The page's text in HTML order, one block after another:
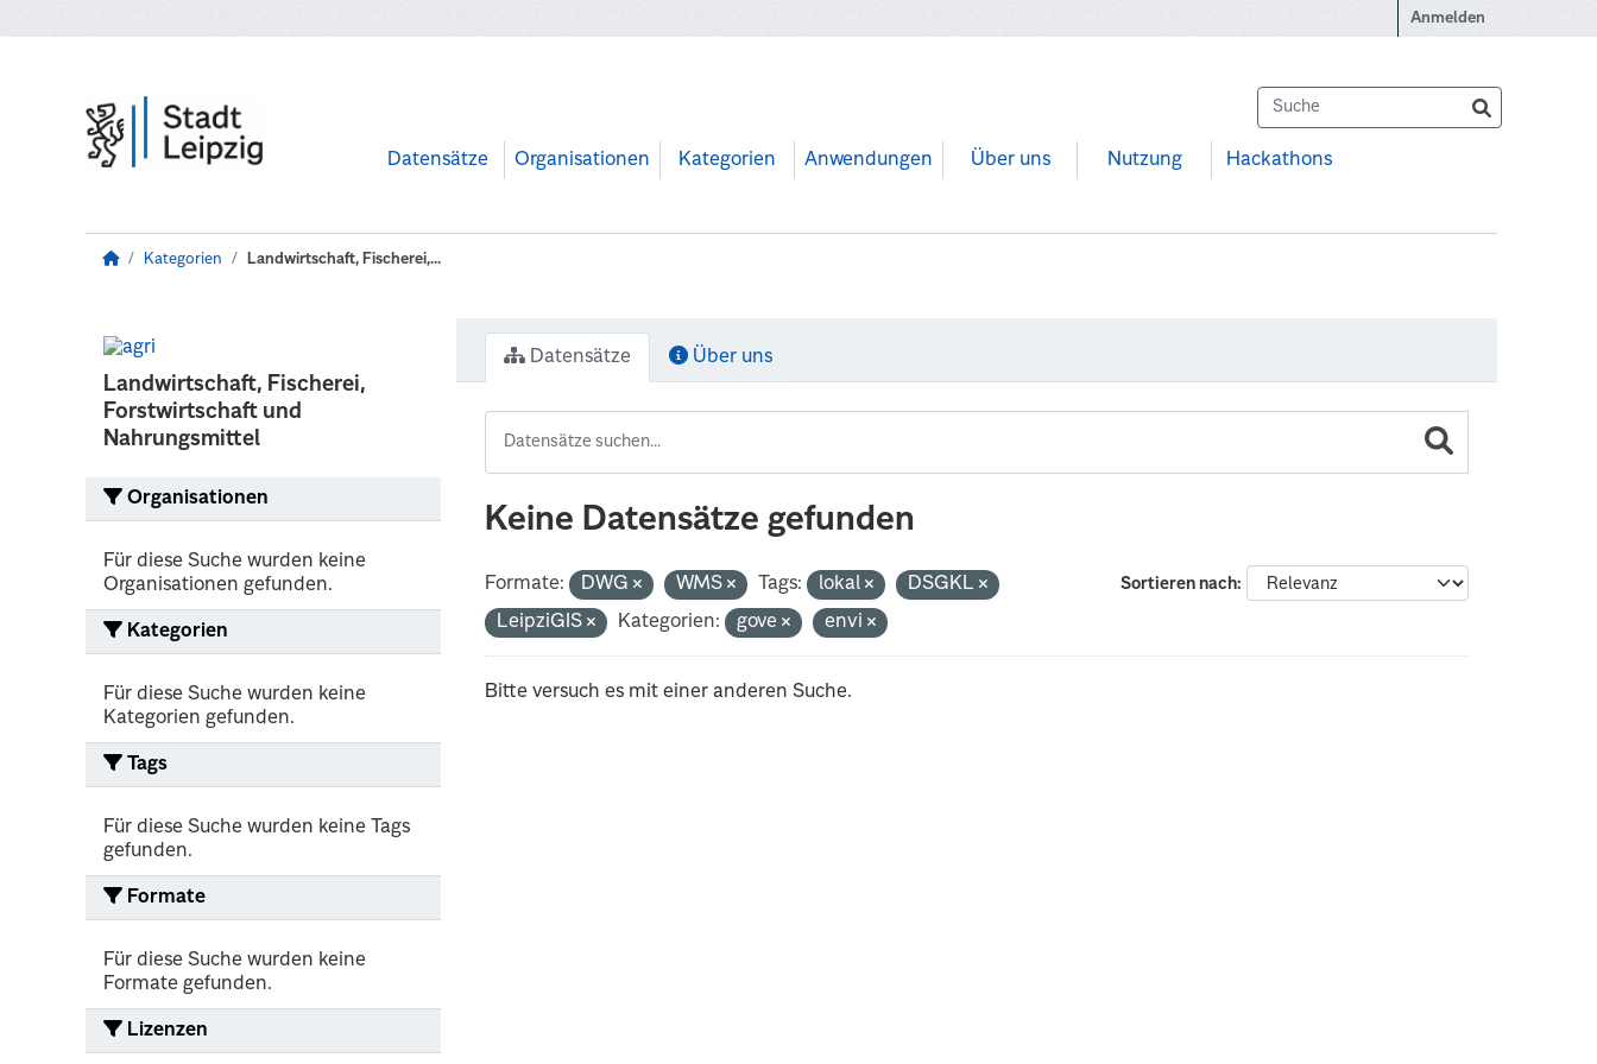
Anmelden
Datensätze Organisationen Kategorien Anwendungen Über uns Nutzung Hackathons
Kategorien Landwirtschaft, Fischerei,...
Landwirtschaft, Fischerei,
Forstwirtschaft und
Nahrungsmittel
Organisationen
Für diese Suche wurden keine
Organisationen gefunden.
Kategorien
Für diese Suche wurden keine
Kategorien gefunden.
Tags
Für diese Suche wurden keine Tags
gefunden.
Formate
Für diese Suche wurden keine
Formate gefunden.
Lizenzen
Datensätze Über uns
Keine Datensätze gefunden
Sortieren nach
Formate: DWG WMS Tags: lokal
DSGKL
LeipziGIS
Kategorien: gove envi
Bitte versuch es mit einer anderen Suche.